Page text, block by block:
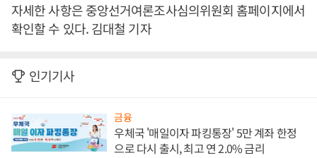
자세한 사항은 중앙선거여론조사심의위원회 홈페이지에서
확인할 수 있다. 김대철 기자
인기기사
금융
우체국 '매일이자 파킹통장' 5만 계좌 한정
으로 다시 출시, 최고 연 2.0% 금리